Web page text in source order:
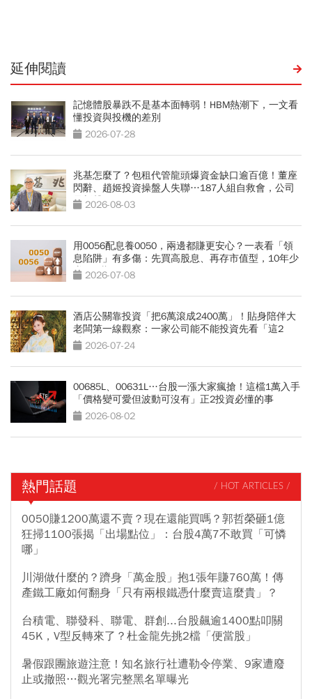
延伸閱讀
記憶體股暴跌不是基本面轉弱！HBM熱潮下，一文看
懂投資與投機的差別
2026-07-28
兆基怎麼了？包租代管龍頭爆資金缺口逾百億！董座
閃辭、趙姬投資操盤人失聯…187人組自救會，公司
最新聲明
2026-08-03
用0056配息養0050，兩邊都賺更安心？一表看「領
息陷阱」有多傷：先買高股息、再存市值型，10年少
賺330萬
2026-07-08
酒店公關靠投資「把6萬滾成2400萬」！貼身陪伴大
老闆第一線觀察：一家公司能不能投資先看「這2
點」2026-07-24
00685L、00631L…台股一漲大家瘋搶！這檔1萬入手
「價格變可愛但波動可沒有」正2投資必懂的事
2026-08-02
熱門話題 / HOT ARTICLES /
0050賺1200萬還不賣？現在還能買嗎？郭哲榮砸1億
狂掃1100張揭「出場點位」：台股4萬7不敢買「可憐
哪」
川湖做什麼的？躋身「萬金股」抱1張年賺760萬！傳
產鐵工廠如何翻身「只有兩根鐵憑什麼賣這麼貴」？
台積電、聯發科、聯電、群創...台股飆逾1400點叩關
45K，V型反轉來了？杜金龍先挑2檔「便當股」
暑假跟團旅遊注意！知名旅行社遭勒令停業、9家遭廢
止或撤照…觀光署完整黑名單曝光